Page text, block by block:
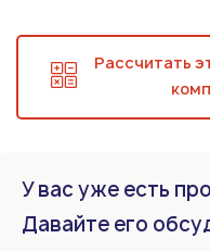
Рассчитать
У вас уже есть
Давайте его